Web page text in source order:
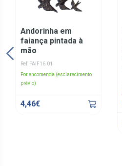
Andorinha em
faiança pintada à
mão
Ref: FAIF16.01
Por encomenda (esclarecimento
prévio)
4,46€